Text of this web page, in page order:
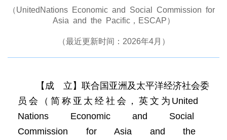
（UnitedNations Economic and Social Commission for
Asia and the Pacific，ESCAP）
（最近更新时间：2026年4月）
【成 立】联合国亚洲及太平洋经济社会委
员会（简称亚太经社会，英文为United
Nations Economic and Social
Commission for Asia and the